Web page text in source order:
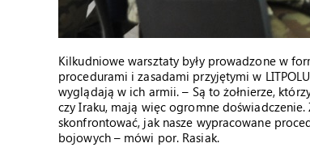
Kilkudniowe warsztaty były prowadzone w
procedurami i zasadami przyjętymi w
wyglądają w ich armii. – Są to żołnierze,
czy Iraku, mają więc ogromne
skonfrontować, jak nasze wypracowane
bojowych – mówi por. Rasiak.